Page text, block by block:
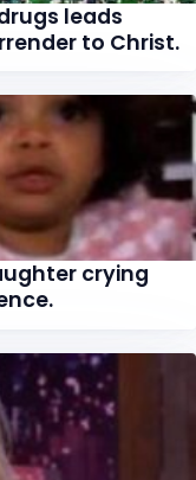
leads
to Christ.
crying